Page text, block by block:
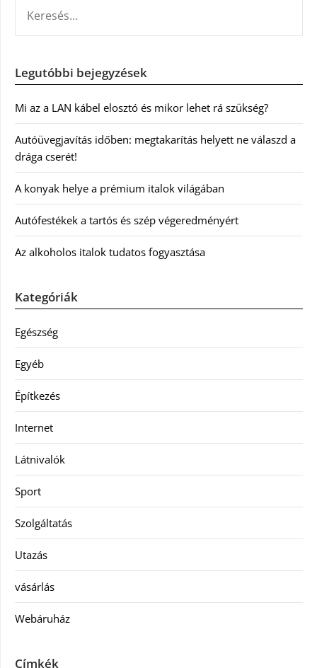
Legutóbbi bejegyzések
Mi az a LAN kábel elosztó és mikor lehet rá szükség?
Autóüvegjavítás időben: megtakarítás helyett ne válaszd a
drága cserét!
A konyak helye a prémium italok világában
Autófestékek a tartós és szép végeredményért
Az alkoholos italok tudatos fogyasztása
Kategóriák
Egészség
Egyéb
Építkezés
Internet
Látnivalók
Sport
Szolgáltatás
Utazás
vásárlás
Webáruház
Címkék